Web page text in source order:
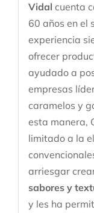
Vidal cuenta
60 años en el
experiencia
ofrecer
ayudado a
empresas
caramelos y
esta manera,
limitado a la
arriesgar
sabores y
y les ha